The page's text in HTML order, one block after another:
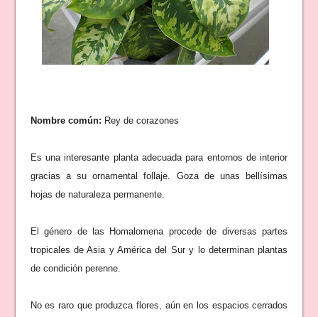
Nombre común: Rey de corazones
Es una interesante planta adecuada para entornos de interior
gracias a su ornamental follaje. Goza de unas bellísimas
hojas de naturaleza permanente.
El género de las Homalomena procede de diversas partes
tropicales de Asia y América del Sur y lo determinan plantas
de condición perenne.
No es raro que produzca flores, aún en los espacios cerrados